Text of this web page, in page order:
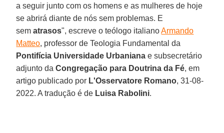
a seguir junto com os homens e as mulheres de hoje
se abrirá diante de nós sem problemas. E
sematrasos", escreve o teólogo italianoArmando
Matteo, professor de Teologia Fundamental da
Pontifícia Universidade Urbaniana e subsecretário
adjunto daCongregação para Doutrina da Fé, em
artigo publicado por L'Osservatore Romano, 31-08-
2022. A tradução é de Luisa Rabolini.